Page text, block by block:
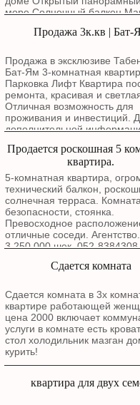
квартиры — по
море Солнечный балкон
квартира с полноценным
атмосферными закатами с
Маркетинговая цена:
шекелей
Продажа 3к.кв | Бат-
Продажа в эксклюзиве
Бат-Ям 3-комнатная
Парковка Лифт Квартира
ремонта, красивая и
Отличная возможность для
проживания и инвестиций.
дополнительной
нами.
Продается роскошная 5
квартира.
5-комнатная квартира,
технический балкон,
солнечная терраса. Комната
безопасности, стоянка.
Превосходное
отличные соседи. Агентство.
3,250,000 шек. 052-
Сдается комната
Сдается комната в 3х
квартире работающей
цена 2000 включает
услуги в комнате есть
стол холодильник мазган
курить!
квартира для двух